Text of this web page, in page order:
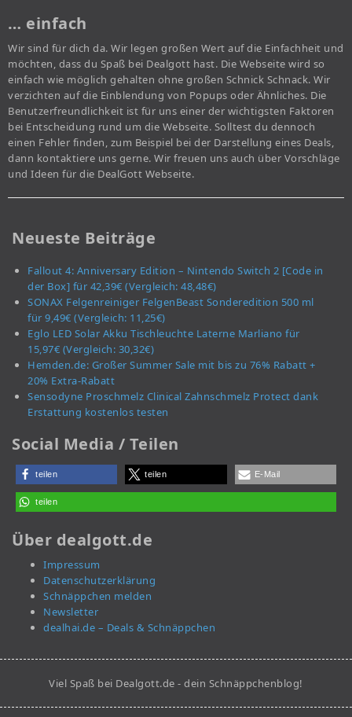
… einfach
Wir sind für dich da. Wir legen großen Wert auf die Einfachheit und
möchten, dass du Spaß bei Dealgott hast. Die Webseite wird so
einfach wie möglich gehalten ohne großen Schnick Schnack. Wir
verzichten auf die Einblendung von Popups oder Ähnliches. Die
Benutzerfreundlichkeit ist für uns einer der wichtigsten Faktoren
bei Entscheidung rund um die Webseite. Solltest du dennoch
einen Fehler finden, zum Beispiel bei der Darstellung eines Deals,
dann kontaktiere uns gerne. Wir freuen uns auch über Vorschläge
und Ideen für die DealGott Webseite.
Neueste Beiträge
Fallout 4: Anniversary Edition – Nintendo Switch 2 [Code in
der Box] für 42,39€ (Vergleich: 48,48€)
SONAX Felgenreiniger FelgenBeast Sonderedition 500 ml
für 9,49€ (Vergleich: 11,25€)
Eglo LED Solar Akku Tischleuchte Laterne Marliano für
15,97€ (Vergleich: 30,32€)
Hemden.de: Großer Summer Sale mit bis zu 76% Rabatt +
20% Extra-Rabatt
Sensodyne Proschmelz Clinical Zahnschmelz Protect dank
Erstattung kostenlos testen
Social Media / Teilen
teilen teilen E-Mail
teilen
Über dealgott.de
Impressum
Datenschutzerklärung
Schnäppchen melden
Newsletter
dealhai.de – Deals & Schnäppchen
Viel Spaß bei Dealgott.de - dein Schnäppchenblog!